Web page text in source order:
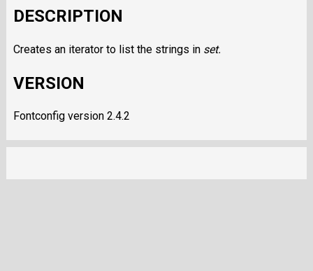
DESCRIPTION
Creates an iterator to list the strings in set.
VERSION
Fontconfig version 2.4.2